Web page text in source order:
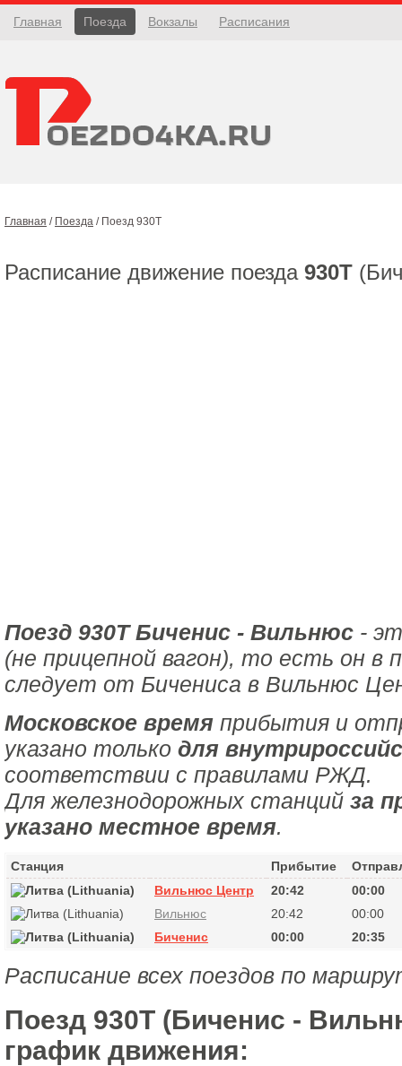
Главная Поезда Вокзалы Расписания
Главная / Поезда / Поезд 930Т
Расписание движение поезда 930Т
Поезд 930Т Биченис - Вильнюс -
(не прицепной вагон), то есть он в
следует от Бичениса в Вильнюс
Московское время прибытия и
указано только для
соответствии с правилами РЖД.
Для железнодорожных станций за
указано местное время.
Станция Прибытие
Вильнюс Центр
20:42
00:00
Вильнюс
20:42
00:00
Биченис
00:00 20:35
Расписание всех поездов по
Поезд 930Т (Биченис -
график движения: